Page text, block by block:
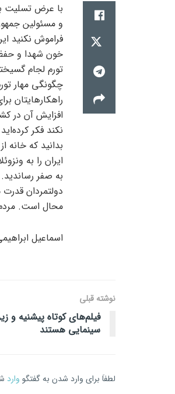
با عرض تسلیت
و مسئولین
فراموش نکنید
خون شهدا و حفظ
تورم لجام
چگونگی مهار
راهکارهایتان
افزایش آن در
نکند فکر
بدانید که خانه
ایران را به
به صفر رساندید.
دولتمردان قدرت
محال است.
اسماعیل
نوشته قبلی
فیلم‌های کوتاه پیشنیه و
سینمایی هستند
لطفاَ برای وارد شدن به گفتگو وارد